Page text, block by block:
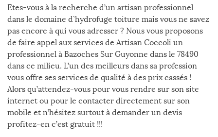
Etes-vous à la recherche d’un artisan professionnel
dans le domaine d`hydrofuge toiture mais vous ne savez
pas encore à qui vous adresser ? Nous vous proposons
de faire appel aux services de Artisan Coccoli un
professionnel à Bazoches Sur Guyonne dans le 78490
dans ce milieu. L’un des meilleurs dans sa profession
vous offre ses services de qualité à des prix cassés !
Alors qu’attendez-vous pour vous rendre sur son site
internet ou pour le contacter directement sur son
mobile et n’hésitez surtout à demander un devis
profitez-en c’est gratuit !!!